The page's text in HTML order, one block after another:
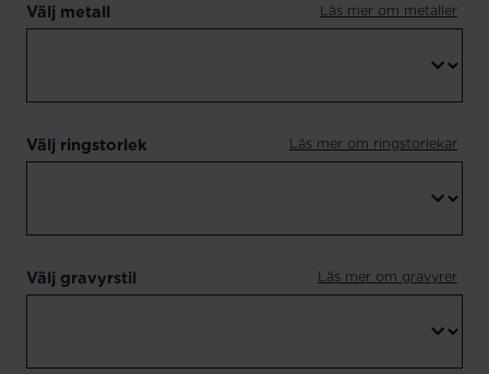
Välj metall Läs mer om metaller
Välj ringstorlek Läs mer om ringstorlekar
Välj gravyrstil Läs mer om gravyrer